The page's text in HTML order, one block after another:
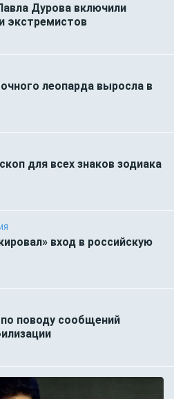
Дурова включили
экстремистов
леопарда выросла в
для всех знаков зодиака
вход в российскую
поводу сообщений